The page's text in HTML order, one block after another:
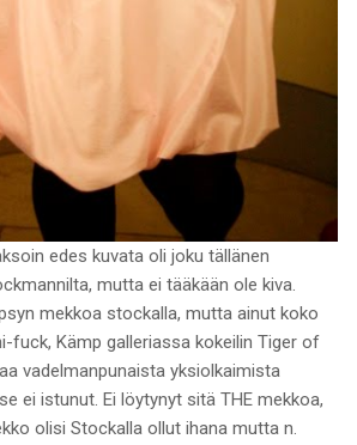
edes kuvata oli joku tällänen
mutta ei tääkään ole kiva.
mekkoa stockalla, mutta ainut koko
fuck, Kämp galleriassa kokeilin Tiger of
vadelmanpunaista yksiolkaimista
ei istunut. Ei löytynyt sitä THE mekkoa,
olisi Stockalla ollut ihana mutta n.